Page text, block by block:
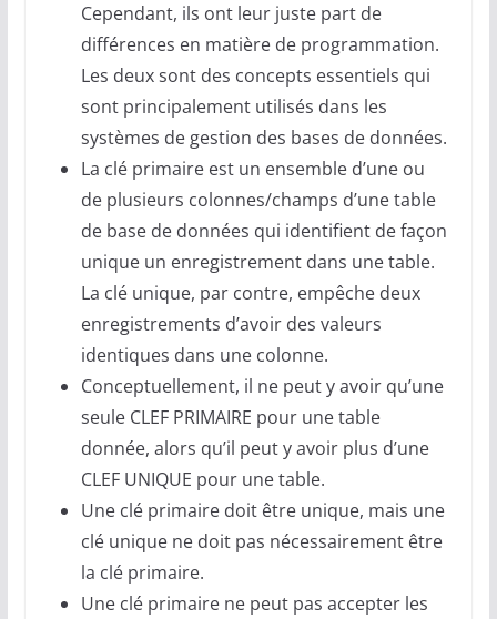
Cependant, ils ont leur juste part de
différences en matière de programmation.
Les deux sont des concepts essentiels qui
sont principalement utilisés dans les
systèmes de gestion des bases de données.
La clé primaire est un ensemble d’une ou
de plusieurs colonnes/champs d’une table
de base de données qui identifient de façon
unique un enregistrement dans une table.
La clé unique, par contre, empêche deux
enregistrements d’avoir des valeurs
identiques dans une colonne.
Conceptuellement, il ne peut y avoir qu’une
seule CLEF PRIMAIRE pour une table
donnée, alors qu’il peut y avoir plus d’une
CLEF UNIQUE pour une table.
Une clé primaire doit être unique, mais une
clé unique ne doit pas nécessairement être
la clé primaire.
Une clé primaire ne peut pas accepter les